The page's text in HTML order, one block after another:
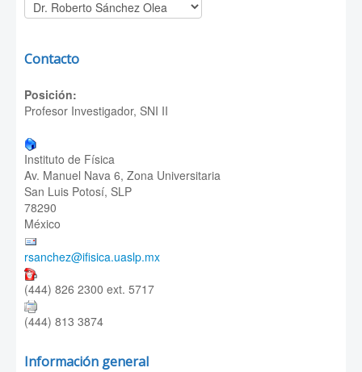
Contacto
Posición:
Profesor Investigador, SNI II
Instituto de Física
Av. Manuel Nava 6, Zona Universitaria
San Luis Potosí, SLP
78290
México
rsanchez@ifisica.uaslp.mx
(444) 826 2300 ext. 5717
(444) 813 3874
Información general